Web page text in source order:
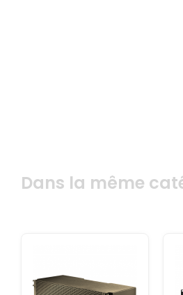
Dans la même